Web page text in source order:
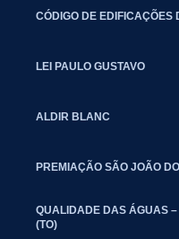
CÓDIGO DE EDIFICAÇÕES
LEI PAULO GUSTAVO
ALDIR BLANC
PREMIAÇÃO SÃO JOÃO
QUALIDADE DAS ÁGUAS
(TO)